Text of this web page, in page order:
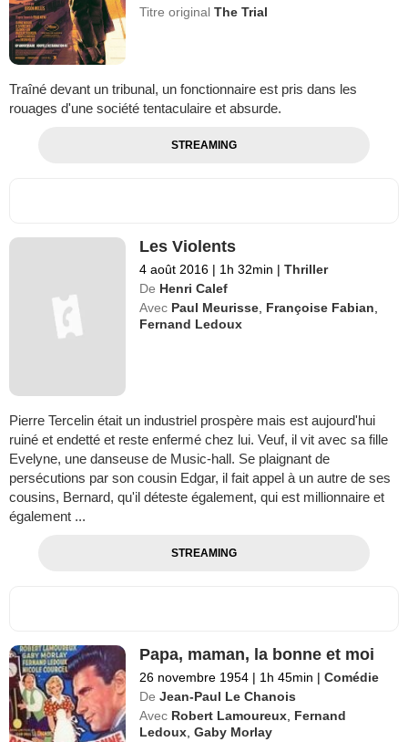
Titre originalThe Trial
Traîné devant un tribunal, un fonctionnaire est pris dans les
rouages d'une société tentaculaire et absurde.
STREAMING
Les Violents
4 août 2016 | 1h 32min | Thriller
De Henri Calef
Avec Paul Meurisse, Françoise Fabian,
Fernand Ledoux
Pierre Tercelin était un industriel prospère mais est aujourd'hui
ruiné et endetté et reste enfermé chez lui. Veuf, il vit avec sa fille
Evelyne, une danseuse de Music-hall. Se plaignant de
persécutions par son cousin Edgar, il fait appel à un autre de ses
cousins, Bernard, qu'il déteste également, qui est millionnaire et
également ...
STREAMING
Papa, maman, la bonne et moi
26 novembre 1954 | 1h 45min | Comédie
De Jean-Paul Le Chanois
Avec Robert Lamoureux, Fernand
Ledoux,Gaby Morlay